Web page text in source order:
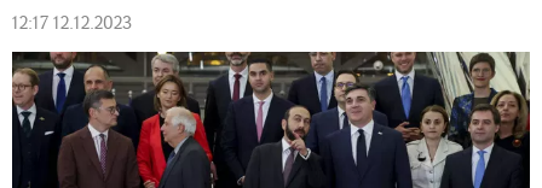
12:17 12.12.2023